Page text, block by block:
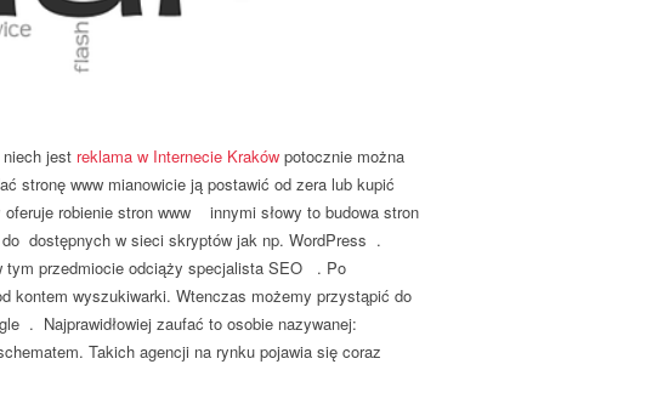
jest reklama w Internecie Krakówpotocznie można
stronę www mianowicie ją postawić od zera lub kupić
robienie stron www innymi słowy to budowa stron
dostępnych w sieci skryptów jak np. WordPress .
tym przedmiocie odciąży specjalista SEO . Po
wyszukiwarki. Wtenczas możemy przystąpić do
. Najprawidłowiej zaufać to osobie nazywanej:
Takich agencji na rynku pojawia się coraz